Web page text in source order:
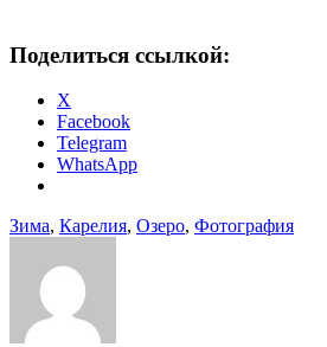
Поделиться ссылкой:
X
Facebook
Telegram
WhatsApp
Зима, Карелия, Озеро, Фотография